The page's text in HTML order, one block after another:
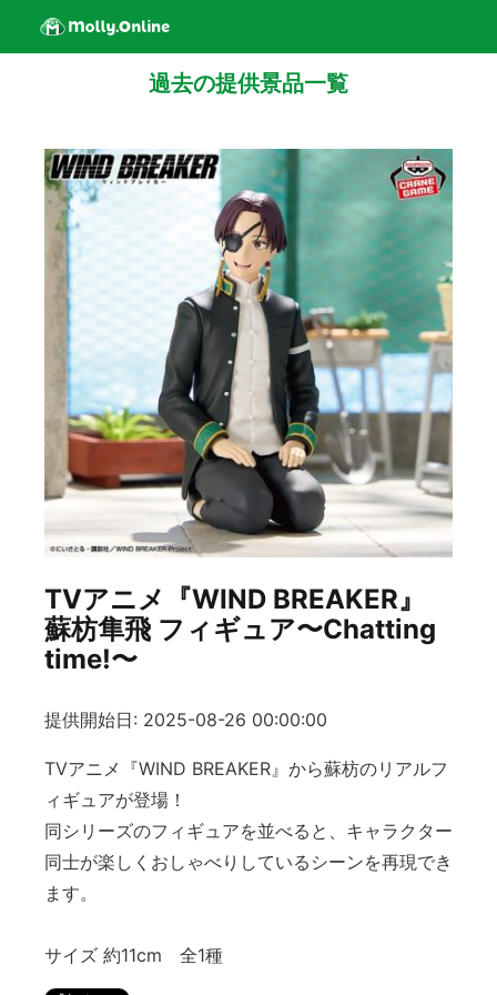
過去の提供景品一覧
TVアニメ『WIND BREAKER』
蘇枋隼飛 フィギュア〜Chatting
time!〜
提供開始日: 2025-08-26 00:00:00
TVアニメ『WIND BREAKER』から蘇枋のリアルフ
ィギュアが登場！
同シリーズのフィギュアを並べると、キャラクター
同士が楽しくおしゃべりしているシーンを再現でき
ます。
サイズ 約11cm 全1種